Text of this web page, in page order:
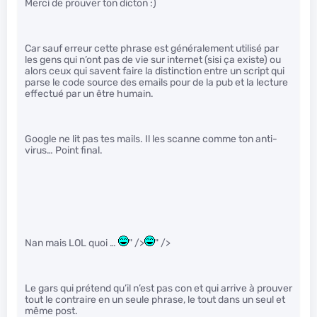
Merci de prouver ton dicton :)
Car sauf erreur cette phrase est généralement utilisé par
les gens qui n’ont pas de vie sur internet (sisi ça existe) ou
alors ceux qui savent faire la distinction entre un script qui
parse le code source des emails pour de la pub et la lecture
effectué par un être humain.
Google ne lit pas tes mails. Il les scanne comme ton anti-
virus… Point final.
Nan mais LOL quoi … " /> " />
Le gars qui prétend qu’il n’est pas con et qui arrive à prouver
tout le contraire en un seule phrase, le tout dans un seul et
même post.